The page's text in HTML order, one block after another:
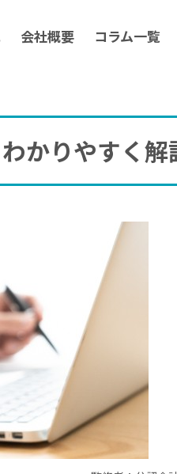
会社概要 コラム一覧
かりやすく解